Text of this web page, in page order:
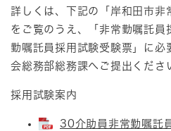
詳しくは、下記の「岸和田市非
をご覧のうえ、「非常勤嘱託員
勤嘱託員採用試験受験票」に必
会総務部総務課へご提出くださ
採用試験案内
30介助員非常勤嘱託